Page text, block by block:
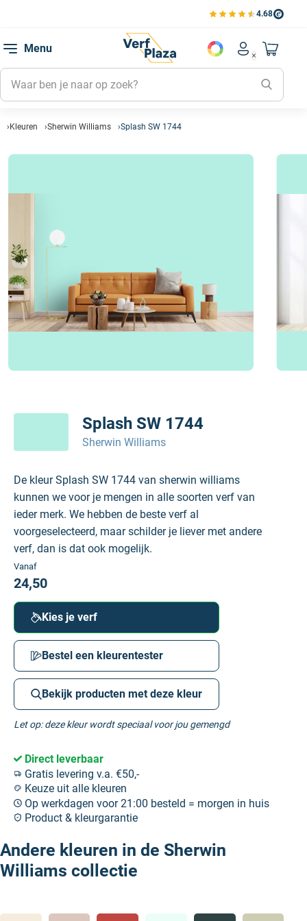
4.68
Bekijk de verfplaza
Menu
Account
Mijn
Mijn
Mijn
Naar
Kleuren Sherwin Williams Splash SW 1744
Splash SW 1744
Sherwin Williams
De kleur Splash SW 1744 van sherwin williams
kunnen we voor je mengen in alle soorten verf van
ieder merk. We hebben de beste verf al
voorgeselecteerd, maar schilder je liever met andere
verf, dan is dat ook mogelijk.
Vanaf
24,50
Kies je verf
Bestel een kleurentester
Bekijk producten met deze kleur
Let op: deze kleur wordt speciaal voor jou gemengd
Direct leverbaar
Gratis levering v.a. €50,-
Keuze uit alle kleuren
Op werkdagen voor 21:00 besteld = morgen in huis
Product & kleurgarantie
Andere kleuren in de Sherwin
Williams collectie